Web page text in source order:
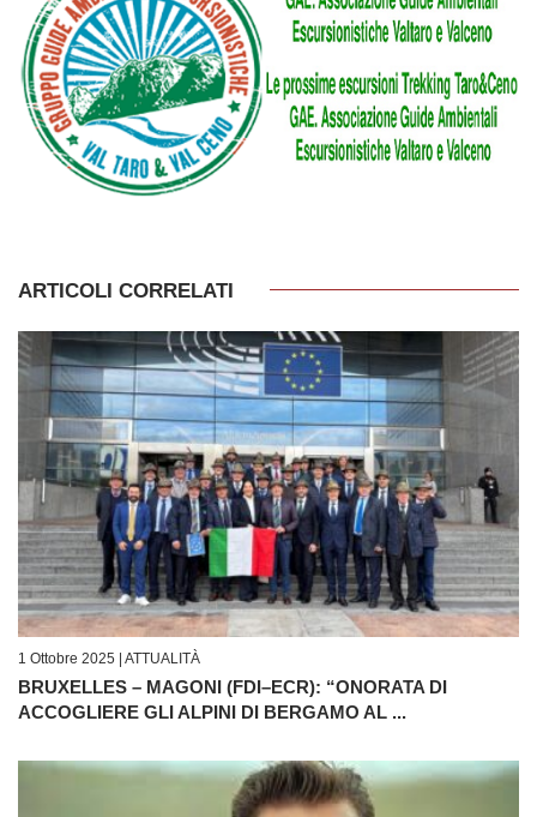
ARTICOLI CORRELATI
1 Ottobre 2025 | ATTUALITÀ
BRUXELLES – MAGONI (FDI–ECR): “ONORATA DI
ACCOGLIERE GLI ALPINI DI BERGAMO AL ...